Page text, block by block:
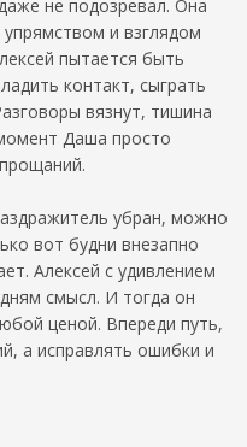
не подозревал. Она
и взглядом
пытается быть
контакт, сыграть
вязнут, тишина
Даша просто
убран, можно
вот будни внезапно
Алексей с удивлением
смысл. И тогда он
ценой. Впереди путь,
а исправлять ошибки и